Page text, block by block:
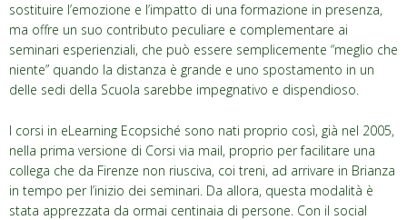
sostituire l’emozione e l’impatto di una formazione in presenza,
ma offre un suo contributo peculiare e complementare ai
seminari esperienziali, che può essere semplicemente “meglio che
niente” quando la distanza è grande e uno spostamento in un
delle sedi della Scuola sarebbe impegnativo e dispendioso.
I corsi in eLearning Ecopsiché sono nati proprio così, già nel 2005,
nella prima versione di Corsi via mail, proprio per facilitare una
collega che da Firenze non riusciva, coi treni, ad arrivare in Brianza
in tempo per l’inizio dei seminari. Da allora, questa modalità è
stata apprezzata da ormai centinaia di persone. Con il social